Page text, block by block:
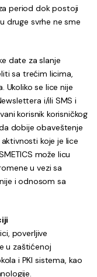
period dok postoji
druge svrhe ne sme
date za slanje
sa trećim licima,
Ukoliko se lice nije
i/ili SMS i
korisnik korisničkog
dobije obaveštenje
koje je lice
može licu
u vezi sa
i odnosom sa
poverljive
u zaštićenoj
i PKI sistema, kao